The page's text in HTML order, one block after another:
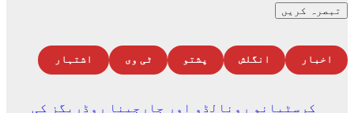
اخبار انگلش پشتو ٹی وی اشتہار
کرسٹیانو رونالڈو اور جارجینا روڈریگز کی